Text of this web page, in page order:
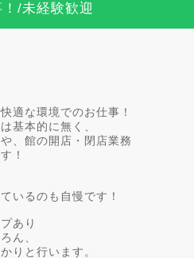
/未経験歓迎
適な環境でのお仕事！
基本的に無く、
、館の開店・閉店業務
！
いるのも自慢です！
あり
ん、
りと行います。